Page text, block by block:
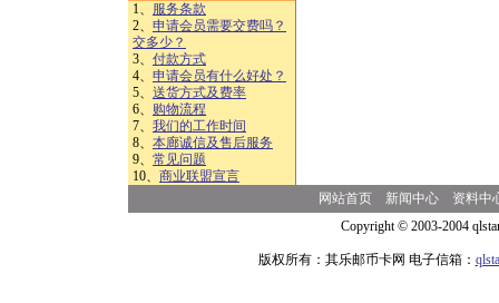
1、 服务条款
2、 申请会员需要交费吗？
交多少？
3、 付款方式
4、 申请会员有什么好处？
5、 送货方式及费率
6、 购物流程
7、 我们的工作时间
8、 本廊诚信及售后服务
9、 常见问题
10、 商业联盟宣言
网站首页 新闻中心
资料中
Copyright © 2003-2004
版权所有：其乐邮币卡网 电子信箱：